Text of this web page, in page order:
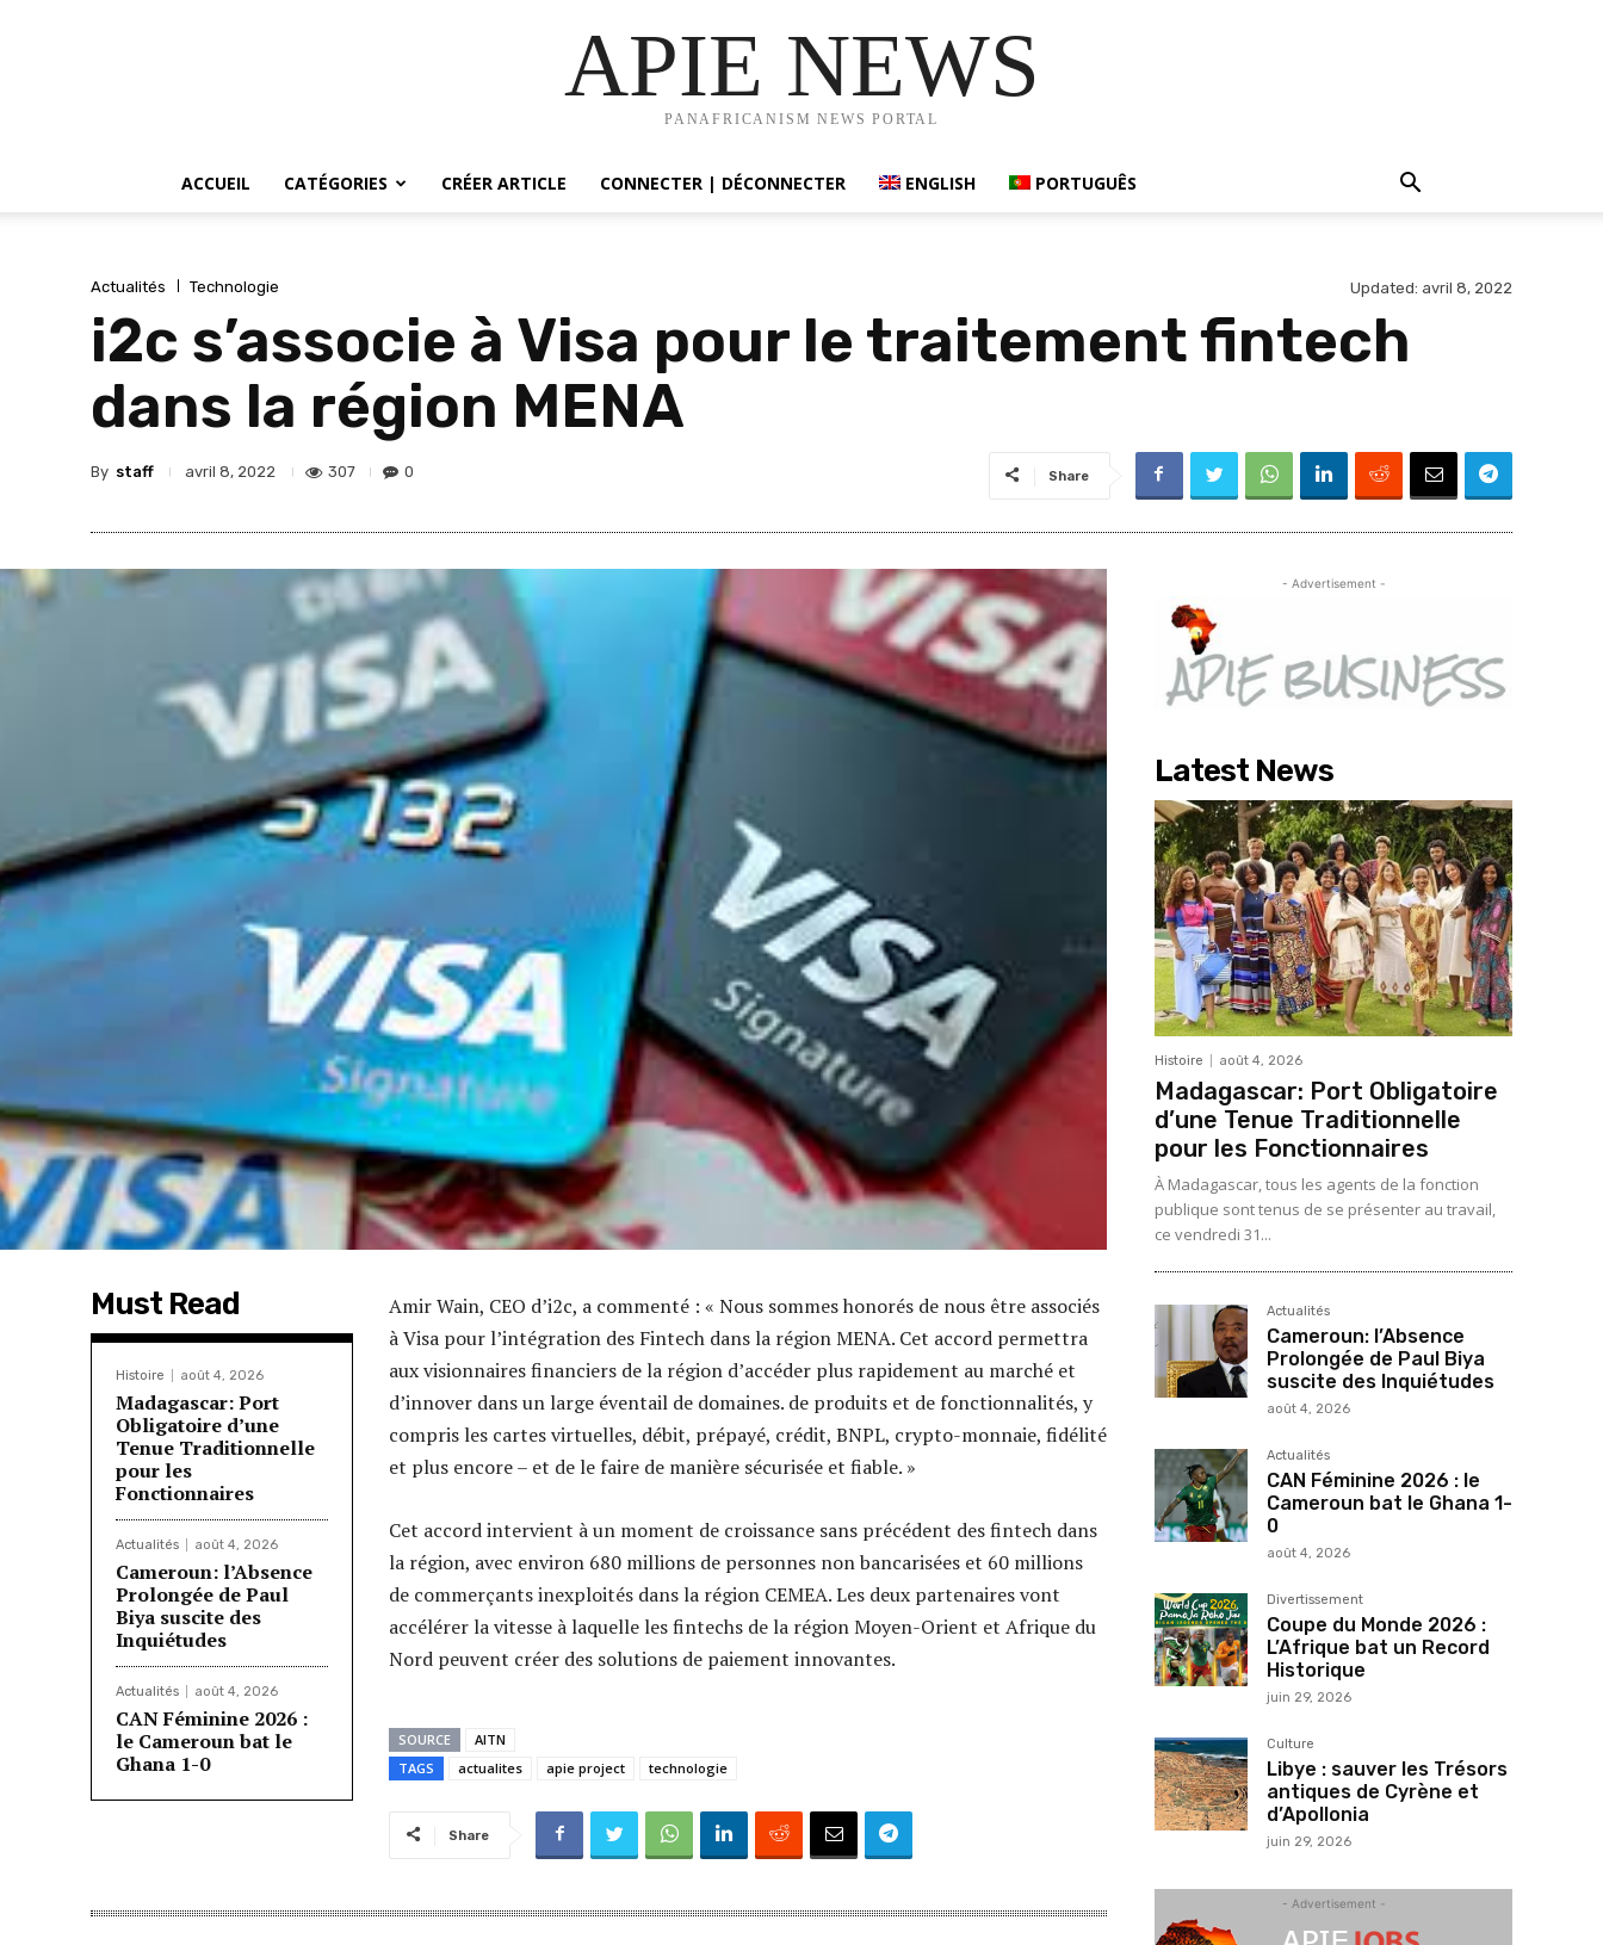
APIE NEWS
PANAFRICANISM NEWS PORTAL
ACCUEIL CATÉGORIES CRÉER ARTICLE CONNECTER | DÉCONNECTER ENGLISH PORTUGUÊS
Actualités Technologie Updated: avril 8, 2022
i2c s’associe à Visa pour le traitement fintech
dans la région MENA
By staff avril 8, 2022 307 0 Share
Must Read
Histoire août 4, 2026
Madagascar: Port
Obligatoire d’une
Tenue Traditionnelle
pour les
Fonctionnaires
Actualités août 4, 2026
Cameroun: l’Absence
Prolongée de Paul
Biya suscite des
Inquiétudes
Actualités août 4, 2026
CAN Féminine 2026 :
le Cameroun bat le
Ghana 1-0
Amir Wain, CEO d’i2c, a commenté : « Nous sommes honorés de nous être associés
à Visa pour l’intégration des Fintech dans la région MENA. Cet accord permettra
aux visionnaires financiers de la région d’accéder plus rapidement au marché et
d’innover dans un large éventail de domaines. de produits et de fonctionnalités, y
compris les cartes virtuelles, débit, prépayé, crédit, BNPL, crypto-monnaie, fidélité
et plus encore – et de le faire de manière sécurisée et fiable. »
Cet accord intervient à un moment de croissance sans précédent des fintech dans
la région, avec environ 680 millions de personnes non bancarisées et 60 millions
de commerçants inexploités dans la région CEMEA. Les deux partenaires vont
accélérer la vitesse à laquelle les fintechs de la région Moyen-Orient et Afrique du
Nord peuvent créer des solutions de paiement innovantes.
SOURCE
AITN
TAGS
actualites apie project technologie
Share
- Advertisement -
Latest News
Histoire août 4, 2026
Madagascar: Port Obligatoire
d’une Tenue Traditionnelle
pour les Fonctionnaires
À Madagascar, tous les agents de la fonction
publique sont tenus de se présenter au travail,
ce vendredi 31...
Actualités
Cameroun: l’Absence
Prolongée de Paul Biya
suscite des Inquiétudes
août 4, 2026
Actualités
CAN Féminine 2026 : le
Cameroun bat le Ghana 1-
0
août 4, 2026
Divertissement
Coupe du Monde 2026 :
L’Afrique bat un Record
Historique
juin 29, 2026
Culture
Libye : sauver les Trésors
antiques de Cyrène et
d’Apollonia
juin 29, 2026
- Advertisement -